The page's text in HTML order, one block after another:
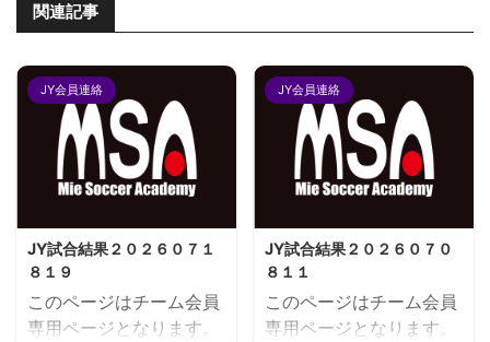
関連記事
JY会員連絡
JY試合結果２０２６０７１
８１９
このページはチーム会員
専用ページとなります。
JY会員連絡
JY試合結果２０２６０７０
８１１
このページはチーム会員
専用ページとなります。